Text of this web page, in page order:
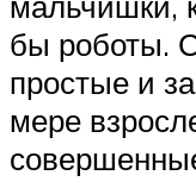
бы роботы.
простые и
мере